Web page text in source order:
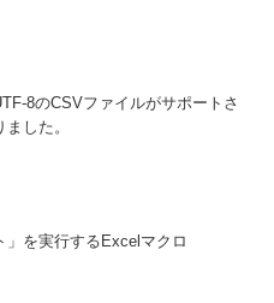
8のCSVファイルがサポートさ
した。
」を実行するExcelマクロ